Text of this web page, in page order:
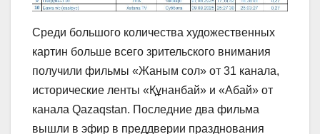
Среди большого количества художественных
картин больше всего зрительского внимания
получили фильмы «Жаным сол» от 31 канала,
исторические ленты «Құнанбай» и «Абай» от
канала Qazaqstan. Последние два фильма
вышли в эфир в преддверии празднования